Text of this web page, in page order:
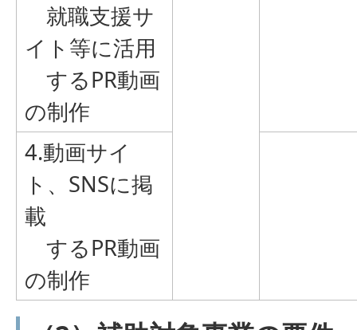
就職支援サ
イト等に活用
するPR動画
の制作
4.動画サイ
ト、SNSに掲
載
するPR動画
の制作